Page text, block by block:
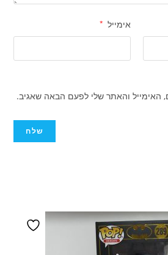
אימייל *
והאתר שלי לפעם הבאה שאגיב.